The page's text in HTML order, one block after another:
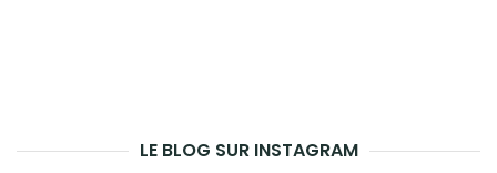
LE BLOG SUR INSTAGRAM